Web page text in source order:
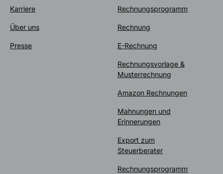
Karriere
Über uns
Presse
Rechnungsprogramm
Rechnung
E-Rechnung
Rechnungsvorlage &
Musterrechnung
Amazon Rechnungen
Mahnungen und
Erinnerungen
Export zum
Steuerberater
Rechnungsprogramm